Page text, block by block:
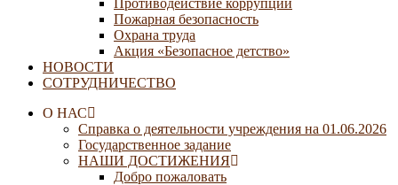
Противодействие коррупции
Пожарная безопасность
Охрана труда
Акция «Безопасное детство»
НОВОСТИ
СОТРУДНИЧЕСТВО
О НАС
Справка о деятельности учреждения на 01.06.2026
Государственное задание
НАШИ ДОСТИЖЕНИЯ
Добро пожаловать